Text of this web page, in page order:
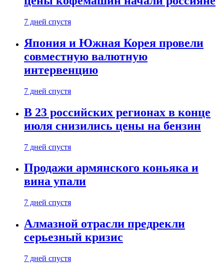
7 дней спустя
Япония и Южная Корея провели
совместную валютную
интервенцию
7 дней спустя
В 23 российских регионах в конце
июля снизились цены на бензин
7 дней спустя
Продажи армянского коньяка и
вина упали
7 дней спустя
Алмазной отрасли предрекли
серьезный кризис
7 дней спустя